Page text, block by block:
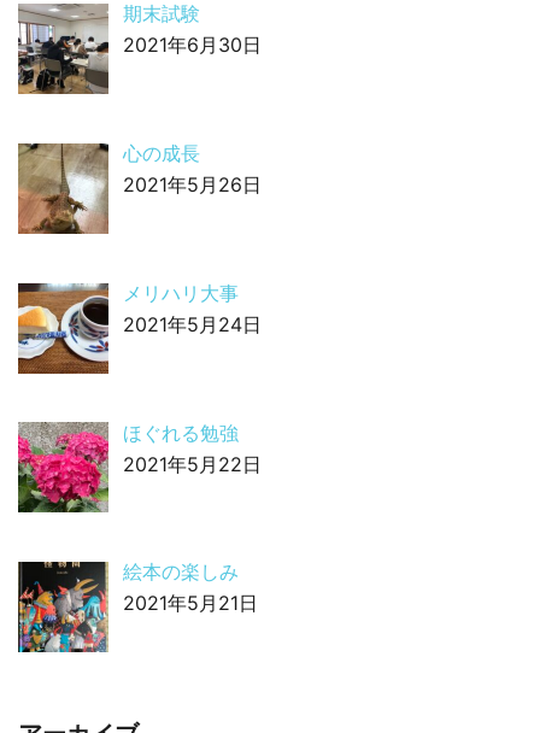
期末試験
2021年6月30日
心の成長
2021年5月26日
メリハリ大事
2021年5月24日
ほぐれる勉強
2021年5月22日
絵本の楽しみ
2021年5月21日